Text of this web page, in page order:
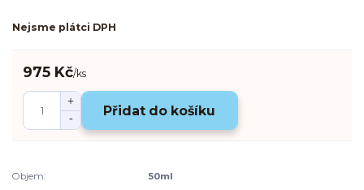
Nejsme plátci DPH
975 Kč/ks
Přidat do košíku
Objem: 50ml